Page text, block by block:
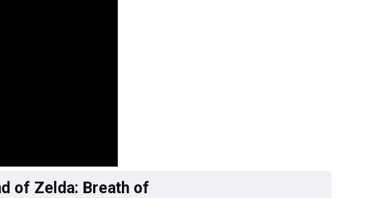
of Zelda: Breath of